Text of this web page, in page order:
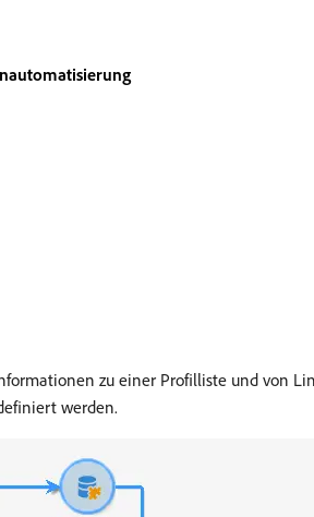
zu einer Profilliste und von
werden.